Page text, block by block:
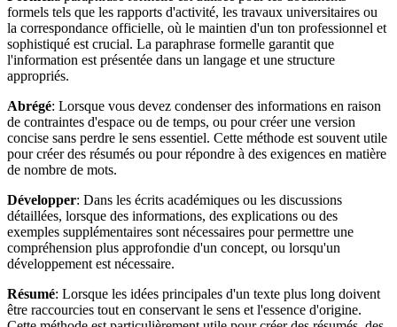
formels tels que les rapports d'activité, les travaux universitaires ou
la correspondance officielle, où le maintien d'un ton professionnel et
sophistiqué est crucial. La paraphrase formelle garantit que
l'information est présentée dans un langage et une structure
appropriés.
Abrégé: Lorsque vous devez condenser des informations en raison
de contraintes d'espace ou de temps, ou pour créer une version
concise sans perdre le sens essentiel. Cette méthode est souvent utile
pour créer des résumés ou pour répondre à des exigences en matière
de nombre de mots.
Développer: Dans les écrits académiques ou les discussions
détaillées, lorsque des informations, des explications ou des
exemples supplémentaires sont nécessaires pour permettre une
compréhension plus approfondie d'un concept, ou lorsqu'un
développement est nécessaire.
Résumé: Lorsque les idées principales d'un texte plus long doivent
être raccourcies tout en conservant le sens et l'essence d'origine.